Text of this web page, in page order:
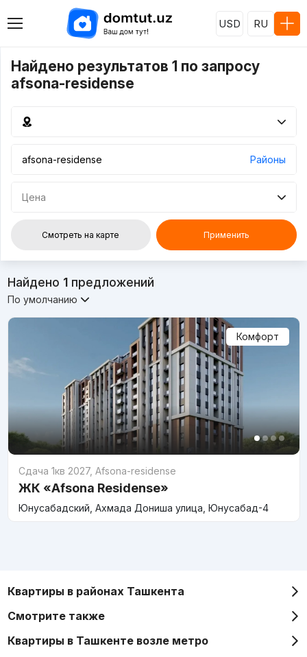
USD RU
Найдено результатов 1 по запросу
afsona-residense
Районы
Цена
Смотреть на карте Применить
Найдено 1предложений
По умолчанию
Комфорт
Сдача 1кв 2027, Afsona-residense
ЖК «Afsona Residense»
Юнусабадский, Ахмада Дониша улица, Юнусабад-4
Квартиры в районах Ташкента
Смотрите также
Квартиры в Ташкенте возле метро